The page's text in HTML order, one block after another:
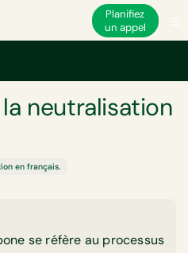
Planifiez
un appel
neutralisation
en français.
se réfère au processus